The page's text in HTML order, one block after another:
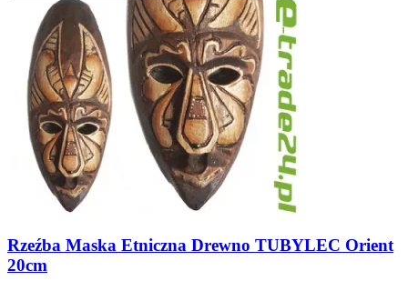
Rzeźba Maska Etniczna Drewno TUBYLEC Orient
20cm